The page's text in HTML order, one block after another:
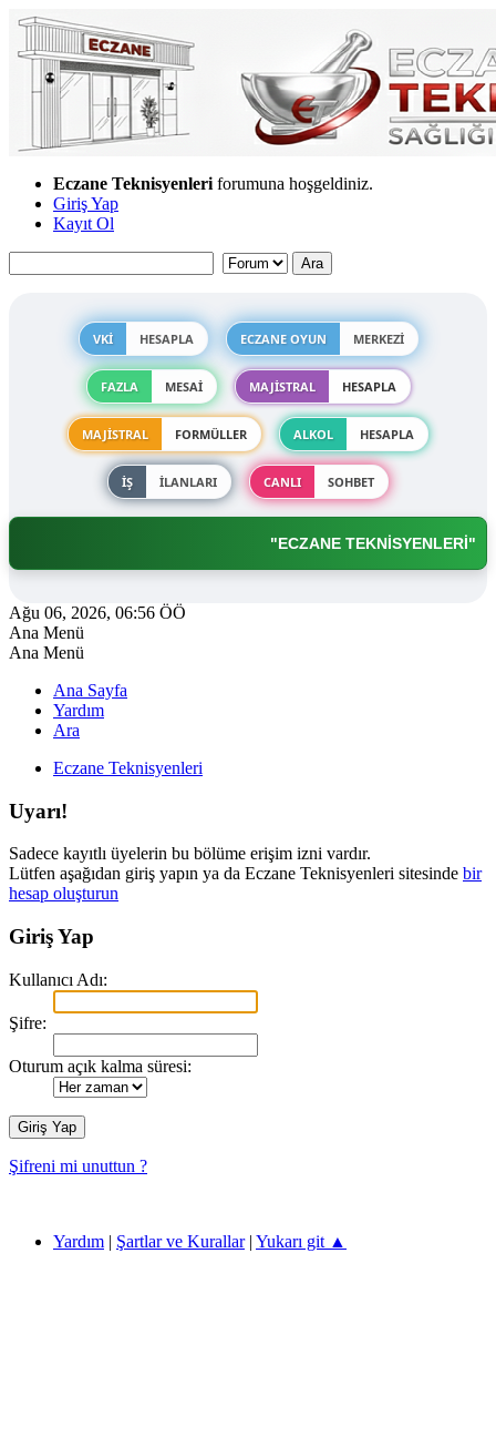
Eczane Teknisyenleri forumuna hoşgeldiniz.
Giriş Yap
Kayıt Ol
VKİ HESAPLA ECZANE OYUN MERKEZİ
FAZLA MESAİ MAJİSTRAL HESAPLA
MAJİSTRAL FORMÜLLER ALKOL HESAPLA
İŞ İLANLARI CANLI SOHBET
"ECZANE TEKNİSYENLERİ"
Ağu 06, 2026, 06:56 ÖÖ
Ana Menü
Ana Menü
Ana Sayfa
Yardım
Ara
Eczane Teknisyenleri
Uyarı!
Sadece kayıtlı üyelerin bu bölüme erişim izni vardır.
Lütfen aşağıdan giriş yapın ya da Eczane Teknisyenleri sitesinde bir
hesap oluşturun
Giriş Yap
Kullanıcı Adı:
Şifre:
Oturum açık kalma süresi:
Şifreni mi unuttun ?
Yardım | Şartlar ve Kurallar| Yukarı git ▲